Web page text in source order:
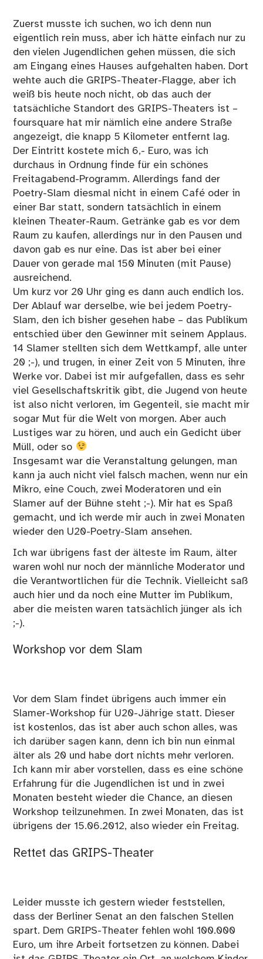
Zuerst musste ich suchen, wo ich denn nun
eigentlich rein muss, aber ich hätte einfach nur zu
den vielen Jugendlichen gehen müssen, die sich
am Eingang eines Hauses aufgehalten haben. Dort
wehte auch die GRIPS-Theater-Flagge, aber ich
weiß bis heute noch nicht, ob das auch der
tatsächliche Standort des GRIPS-Theaters ist –
foursquare hat mir nämlich eine andere Straße
angezeigt, die knapp 5 Kilometer entfernt lag.
Der Eintritt kostete mich 6,- Euro, was ich
durchaus in Ordnung finde für ein schönes
Freitagabend-Programm. Allerdings fand der
Poetry-Slam diesmal nicht in einem Café oder in
einer Bar statt, sondern tatsächlich in einem
kleinen Theater-Raum. Getränke gab es vor dem
Raum zu kaufen, allerdings nur in den Pausen und
davon gab es nur eine. Das ist aber bei einer
Dauer von gerade mal 150 Minuten (mit Pause)
ausreichend.
Um kurz vor 20 Uhr ging es dann auch endlich los.
Der Ablauf war derselbe, wie bei jedem Poetry-
Slam, den ich bisher gesehen habe – das Publikum
entschied über den Gewinner mit seinem Applaus.
14 Slamer stellten sich dem Wettkampf, alle unter
20 ;-), und trugen, in einer Zeit von 5 Minuten, ihre
Werke vor. Dabei ist mir aufgefallen, dass es sehr
viel Gesellschaftskritik gibt, die Jugend von heute
ist also nicht verloren, im Gegenteil, sie macht mir
sogar Mut für die Welt von morgen. Aber auch
Lustiges war zu hören, und auch ein Gedicht über
Müll, oder so
Insgesamt war die Veranstaltung gelungen, man
kann ja auch nicht viel falsch machen, wenn nur ein
Mikro, eine Couch, zwei Moderatoren und ein
Slamer auf der Bühne steht ;-). Mir hat es Spaß
gemacht, und ich werde mir auch in zwei Monaten
wieder den U20-Poetry-Slam ansehen.
Ich war übrigens fast der älteste im Raum, älter
waren wohl nur noch der männliche Moderator und
die Verantwortlichen für die Technik. Vielleicht saß
auch hier und da noch eine Mutter im Publikum,
aber die meisten waren tatsächlich jünger als ich
;-).
Workshop vor dem Slam
Vor dem Slam findet übrigens auch immer ein
Slamer-Workshop für U20-Jährige statt. Dieser
ist kostenlos, das ist aber auch schon alles, was
ich darüber sagen kann, denn ich bin nun einmal
älter als 20 und habe dort nichts mehr verloren.
Ich kann mir aber vorstellen, dass es eine schöne
Erfahrung für die Jugendlichen ist und in zwei
Monaten besteht wieder die Chance, an diesen
Workshop teilzunehmen. In zwei Monaten, das ist
übrigens der 15.06.2012, also wieder ein Freitag.
Rettet das GRIPS-Theater
Leider musste ich gestern wieder feststellen,
dass der Berliner Senat an den falschen Stellen
spart. Dem GRIPS-Theater fehlen wohl 100.000
Euro, um ihre Arbeit fortsetzen zu können. Dabei